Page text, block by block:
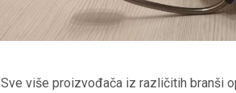
Sve više proizvođača iz različitih branši